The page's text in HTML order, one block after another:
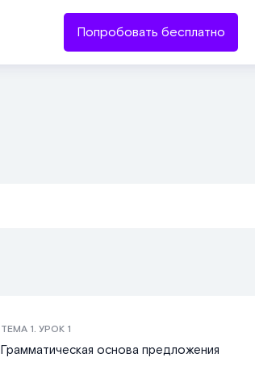
Попробовать бесплатно
ТЕМА 1. УРОК 1
Грамматическая основа предложения